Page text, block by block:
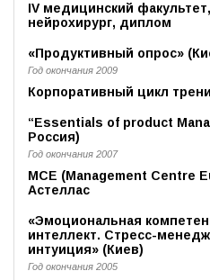
IV медицинский
нейрохирург, диплом
«Продуктивный опрос»
Год окончания 2009
Корпоративный цикл
“Essentials of product
Россия)
Год окончания 2007
MCE (Management Centre
Астеллас
«Эмоциональная
интеллект. Стресс-
интуиция» (Киев)
Год окончания 2005